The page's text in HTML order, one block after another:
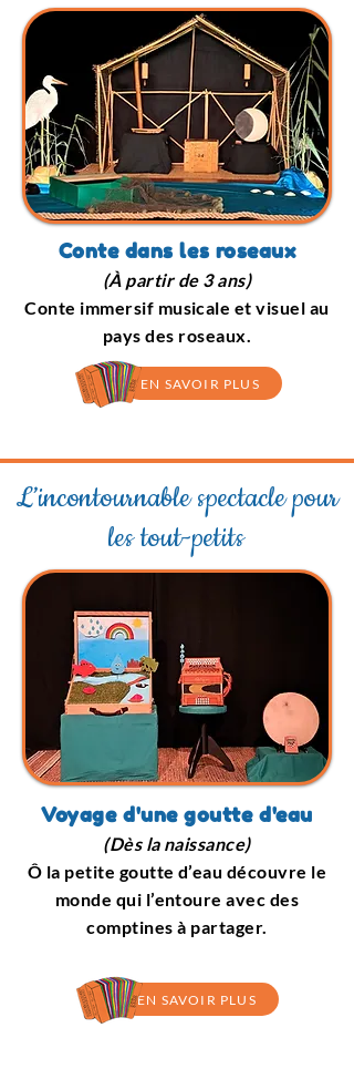
Conte dans les roseaux
(À partir de 3 ans)
Conte immersif musicale et visuel au
pays des roseaux.
EN SAVOIR PLUS
L’incontournable spectacle pour
les tout-petits
Voyage d'une goutte d'eau
(Dès la naissance)
Ô la petite goutte d’eau découvre le
monde qui l’entoure avec des
comptines à partager.
EN SAVOIR PLUS